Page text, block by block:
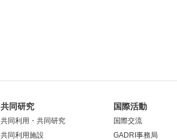
共同研究
共同利用・共同研究
共同利用施設
国際活動
国際交流
GADRI事務局